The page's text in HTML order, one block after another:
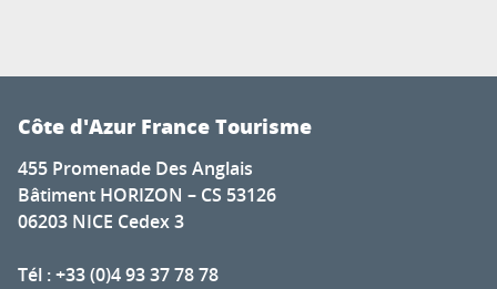
Côte d'Azur France Tourisme
455 Promenade Des Anglais
Bâtiment HORIZON – CS 53126
06203 NICE Cedex 3
Tél : +33 (0)4 93 37 78 78